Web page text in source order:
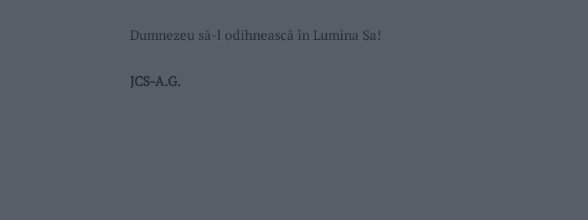
Dumnezeu să-l odihnească în Lumina Sa!
JCS-A.G.